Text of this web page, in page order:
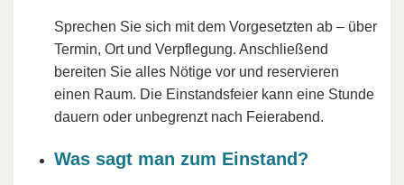
Sprechen Sie sich mit dem Vorgesetzten ab – über
Termin, Ort und Verpflegung. Anschließend
bereiten Sie alles Nötige vor und reservieren
einen Raum. Die Einstandsfeier kann eine Stunde
dauern oder unbegrenzt nach Feierabend.
Was sagt man zum Einstand?